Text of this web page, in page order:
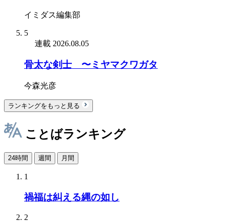
イミダス編集部
5
連載 2026.08.05
骨太な剣士 〜ミヤマクワガタ
今森光彦
ランキングをもっと見る
ことばランキング
24時間 週間 月間
1
禍福は糾える縄の如し
2